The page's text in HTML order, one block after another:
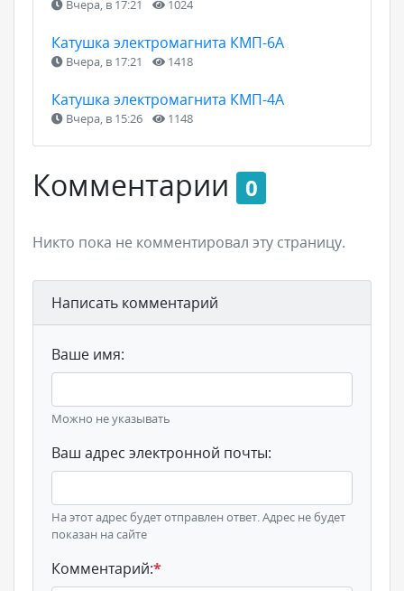
Вчера, в 17:21 1024
Катушка электромагнита КМП-6А
Вчера, в 17:21 1418
Катушка электромагнита КМП-4А
Вчера, в 15:26 1148
Комментарии 0
Никто пока не комментировал эту страницу.
Написать комментарий
Ваше имя:
Можно не указывать
Ваш адрес электронной почты:
На этот адрес будет отправлен ответ. Адрес не будет
показан на сайте
Комментарий:*